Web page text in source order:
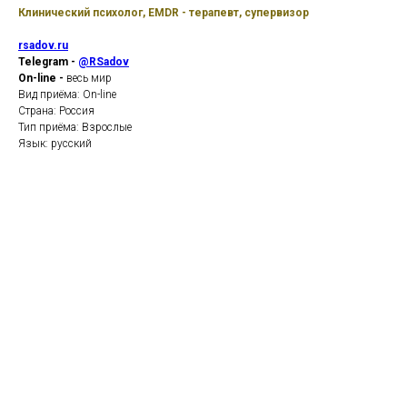
Клинический психолог, EMDR - терапевт, супервизор
rsadov.ru
Telegram - @RSadov
On-line - весь мир
Вид приёма: On-line
Страна: Россия
Тип приёма: Взрослые
Язык: русский